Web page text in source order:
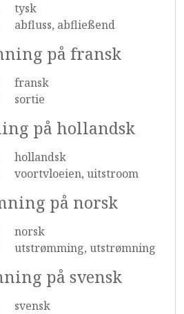
tysk
abfluss, abfließend
på fransk
fransk
sortie
på hollandsk
hollandsk
voortvloeien, uitstroom
på norsk
norsk
utstrømming, utstrømning
på svensk
svensk